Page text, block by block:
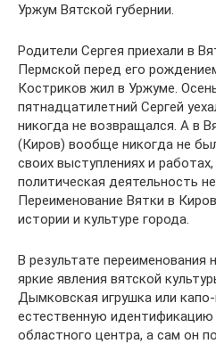
Уржум Вятской губернии.
Родители Сергея приехали в
Пермской перед его
Костриков жил в Уржуме.
пятнадцатилетний Сергей
никогда не возвращался. А в
(Киров) вообще никогда не
своих выступлениях и
политическая деятельность
Переименование Вятки в
истории и культуре города.
В результате
яркие явления вятской
Дымковская игрушка или
естественную идентификацию
областного центра, а сам он